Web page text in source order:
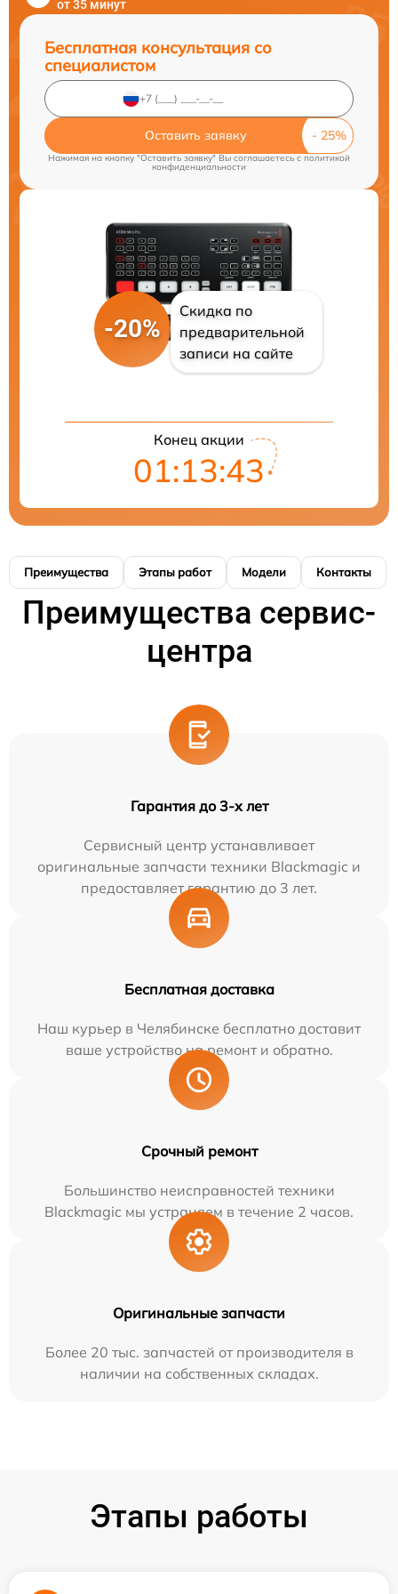
от 35 минут
Бесплатная консультация со
специалистом
Оставить заявку
Нажимая на кнопку "Оставить заявку" Вы соглашаетесь cполитикой
конфиденциальности
-20%
Скидка по
предварительной
записи на сайте
Конец акции
01:13:42
Преимущества Этапы работ Модели Контакты
Преимущества сервис-
центра
Гарантия до 3-х лет
Сервисный центр устанавливает
оригинальные запчасти техники Blackmagic и
предоставляет гарантию до 3 лет.
Бесплатная доставка
Наш курьер в Челябинске бесплатно доставит
ваше устройство на ремонт и обратно.
Срочный ремонт
Большинство неисправностей техники
Blackmagic мы устраняем в течение 2 часов.
Оригинальные запчасти
Более 20 тыс. запчастей от производителя в
наличии на собственных складах.
Этапы работы